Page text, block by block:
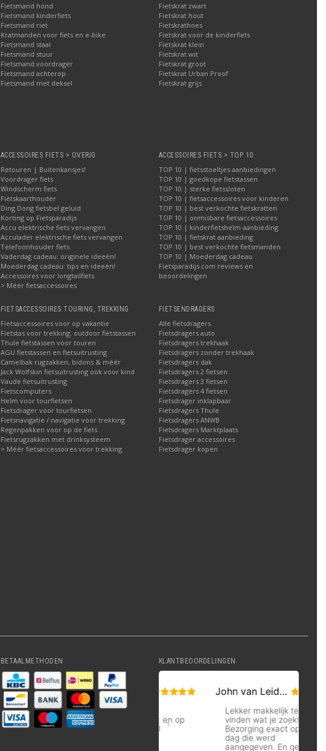
Fietsmand hond
Fietsmand kinderfiets
Fietsmand riet
Kratmanden voor fiets en e-bike
Fietsmand staal
Fietsmand stuur
Fietsmand voordrager
Fietsmand achterop
Fietsmand met deksel
Fietskrat zwart
Fietskrat hout
Fietskrathoes
Fietskrat voor de kinderfiets
Fietskrat klein
Fietskrat wit
Fietskrat groot
Fietskrat Urban Proof
Fietskrat grijs
ACCESSOIRES FIETS > OVERIG
Retouren | Buitenkansjes!
Voordrager fiets
Windscherm fiets
Fietskaarthouder
Ding Dong fietsbel geluid
Korting op Fietsparadijs
Accu elektrische fiets vervangen
Acculader elektrische fiets vervangen
Telefoonhouder fiets
Vaderdag cadeau: originele ideeën!
Moederdag cadeau: tips en ideeën!
Accessoires voor longtailfiets
> Méér fietsaccessoires
ACCESSOIRES FIETS > TOP 10
TOP 10 | fietsstoeltjes aanbiedingen
TOP 10 | goedkope fietstassen
TOP 10 | sterke fietssloten
TOP 10 | fietsaccessoires voor kinderen
TOP 10 | best verkochte fietskratten
TOP 10 | onmisbare fietsaccessoires
TOP 10 | kinderfietshelm aanbieding
TOP 10 | fietskrat aanbieding
TOP 10 | best verkochte fietsmanden
TOP 10 | Moederdag cadeau
Fietsparadijs.com reviews en
beoordelingen
FIETSACCESSOIRES TOURING, TREKKING
Fietsaccessoires voor op vakantie
Fietstas voor trekking: outdoor fietstassen
Thule fietstassen voor touren
AGU fietstassen en fietsuitrusting
Camelbak rugzakken, bidons & méér
Jack Wolfskin fietsuitrusting ook voor kind
Vaude fietsuitrusting
Fietscomputers
Helm voor tourfietsen
Fietsdrager voor tourfietsen
Fietsnavigatie / navigatie voor trekking
Regenpakken voor op de fiets
Fietsrugzakken met drinksysteem
> Méér fietsaccessoires voor trekking
FIETSENDRAGERS
Alle fietsdragers
Fietsdragers auto
Fietsdragers trekhaak
Fietsdragers zonder trekhaak
Fietsdragers dak
Fietsdragers 2 fietsen
Fietsdragers 3 fietsen
Fietsdragers 4 fietsen
Fietsdrager inklapbaar
Fietsdragers Thule
Fietsdragers ANWB
Fietsdragers Marktplaats
Fietsdrager accessoires
Fietsdrager kopen
BETAALMETHODEN KLANTBEOORDELINGEN